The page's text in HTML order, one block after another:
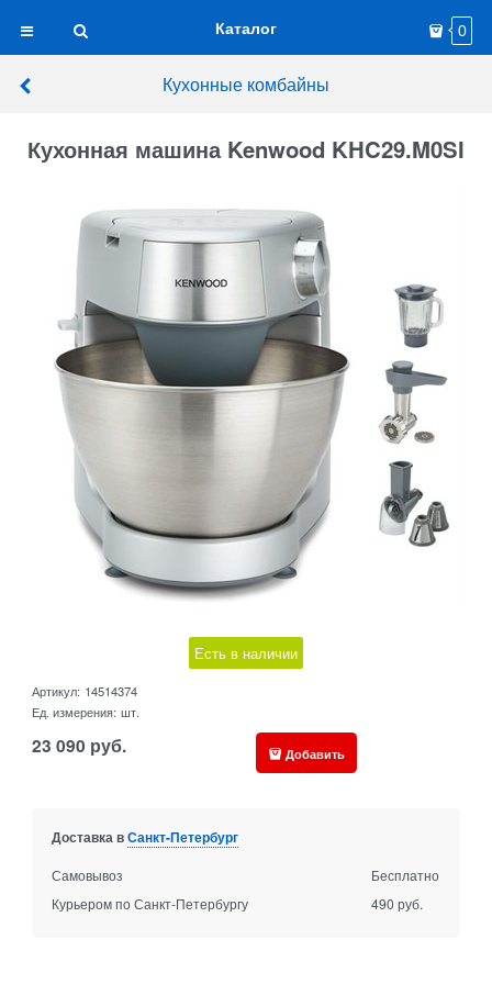
Каталог 0
Кухонные комбайны
Кухонная машина Kenwood KHC29.M0SI
Есть в наличии
Артикул: 14514374
Ед. измерения: шт.
23 090 руб. Добавить
Доставка вСанкт-Петербург
Самовывоз
Бесплатно
Курьером по Санкт-Петербургу
490 руб.